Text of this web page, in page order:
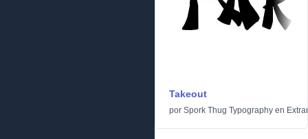
Takeout
por Spork Thug Typography en